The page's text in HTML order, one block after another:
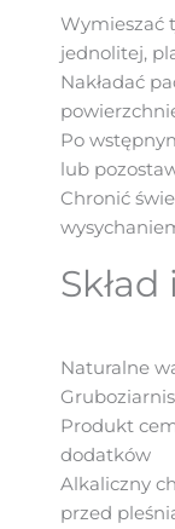
Wymieszać
jednolitej,
Nakładać
Po
lub
Chronić
Naturalne
Produkt
dodatków
Alkaliczny
przed